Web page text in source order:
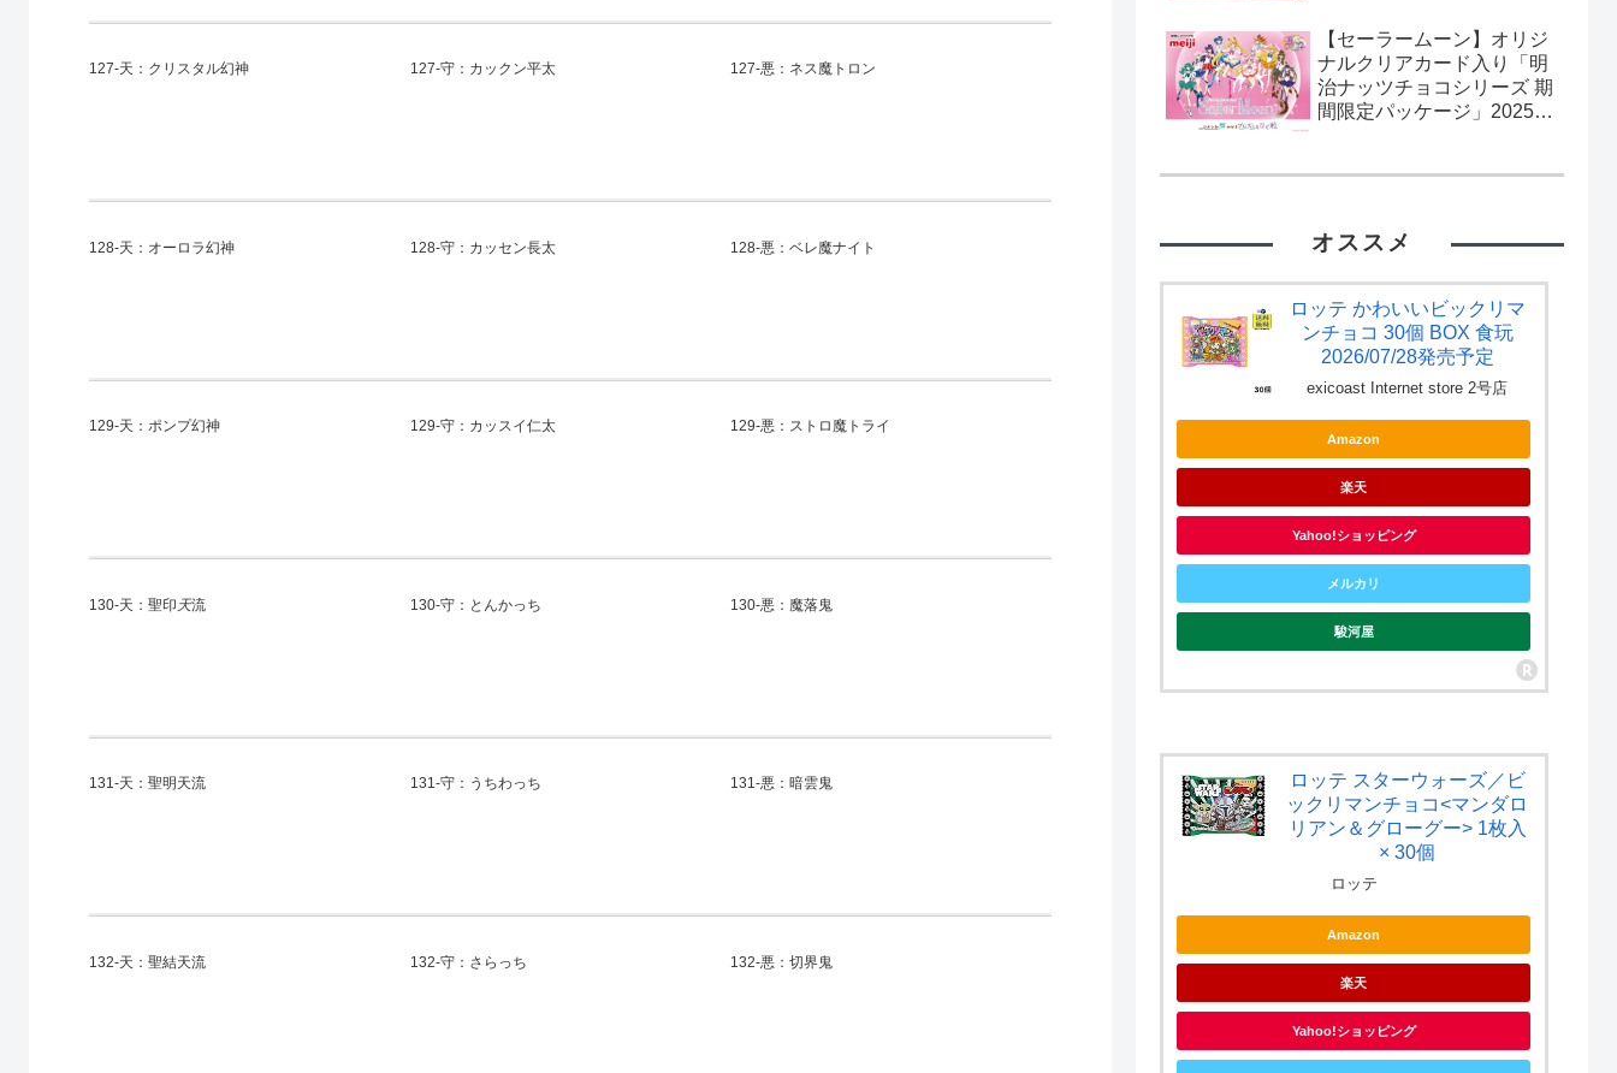
127-天：クリスタル幻神 127-守：カックン平太 127-悪：ネス魔トロン
128-天：オーロラ幻神 128-守：カッセン長太 128-悪：ベレ魔ナイト
129-天：ポンプ幻神 129-守：カッスイ仁太 129-悪：ストロ魔トライ
130-天：聖印 天流 130-守：とんかっち 130-悪：魔落鬼
131-天：聖明天流 131-守：うちわっち 131-悪：暗雲鬼
132-天：聖結天流 132-守：さらっち 132-悪：切界鬼
【セーラームーン】オリジ
ナルクリアカード入り「明
治ナッツチョコシリーズ 期
間限定パッケージ」2025年
オススメ
ロッテ かわいいビックリマ
ンチョコ 30個 BOX 食玩
2026/07/28発売予定
exicoast Internet store 2号店
Amazon
楽天
Yahoo!ショッピング
メルカリ
駿河屋
ロッテ スターウォーズ／ビ
ックリマンチョコ<マンダロ
リアン＆グローグー> 1枚入
× 30個
ロッテ
Amazon
楽天
Yahoo!ショッピング